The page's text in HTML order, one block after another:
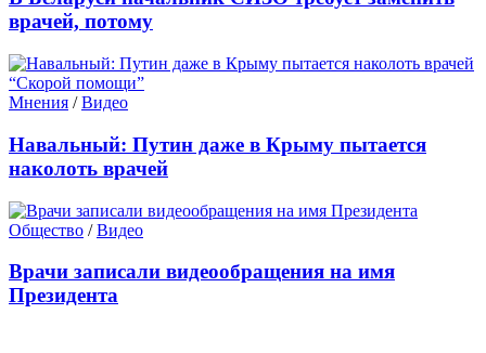
врачей, потому
Мнения /Видео
Навальный: Путин даже в Крыму пытается
наколоть врачей
Общество /Видео
Врачи записали видеообращения на имя
Президента